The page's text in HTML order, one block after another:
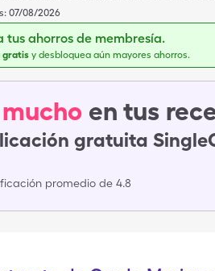
07/08/2026
tus ahorros de membresía.
gratis y desbloquea aún mayores ahorros.
mucho en tus
gratuita
promedio de 4.8